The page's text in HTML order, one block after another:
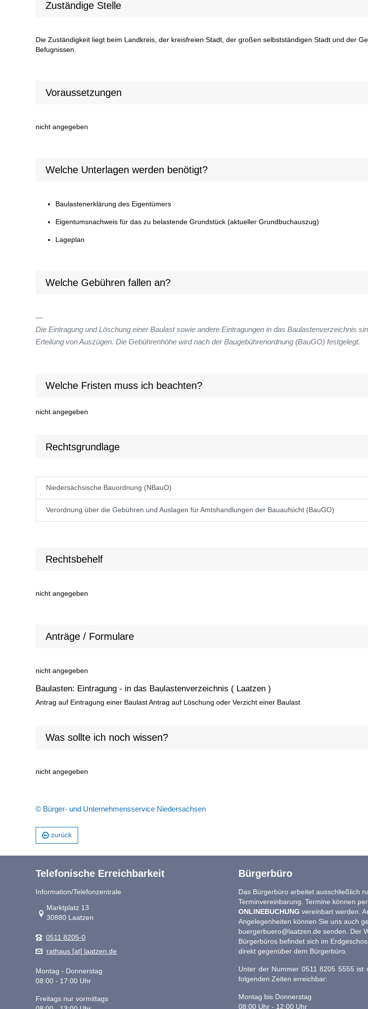
Zuständige Stelle
Die Zuständigkeit liegt beim Landkreis, der kreisfreien Stadt, der großen selbstständigen Stadt und der
Befugnissen.
Voraussetzungen
nicht angegeben
Welche Unterlagen werden benötigt?
Baulastenerklärung des Eigentümers
Eigentumsnachweis für das zu belastende Grundstück (aktueller Grundbuchauszug)
Lageplan
Welche Gebühren fallen an?
Die Eintragung und Löschung einer Baulast sowie andere Eintragungen in das Baulastenverzeichnis
Erteilung von Auszügen. Die Gebührenhöhe wird nach der Baugebührenordnung (BauGO) festgelegt.
Welche Fristen muss ich beachten?
nicht angegeben
Rechtsgrundlage
Niedersächsische Bauordnung (NBauO)
Verordnung über die Gebühren und Auslagen für Amtshandlungen der Bauaufsicht (BauGO)
Rechtsbehelf
nicht angegeben
Anträge / Formulare
nicht angegeben
Baulasten: Eintragung - in das Baulastenverzeichnis ( Laatzen )
Antrag auf Eintragung einer Baulast Antrag auf Löschung oder Verzicht einer Baulast
Was sollte ich noch wissen?
nicht angegeben
© Bürger- und Unternehmensservice Niedersachsen
zurück
Telefonische Erreichbarkeit
Information/Telefonzentrale
Link zur Google-Maps Navigation
Marktplatz 13
30880 Laatzen
0511 8205-0
rathaus [at] laatzen.de
Montag - Donnerstag
08:00 - 17:00 Uhr
Freitags nur vormittags
Bürgerbüro
Das Bürgerbüro arbeitet ausschließlich
Terminvereinbarung. Termine können per
ONLINEBUCHUNG vereinbart werden.
Angelegenheiten können Sie uns auch
buergerbuero@laatzen.de senden. Der
Bürgerbüros befindet sich im
direkt gegenüber dem Bürgerbüro.
Unter der Nummer 0511 8205 5555 ist
folgenden Zeiten erreichbar:
Montag bis Donnerstag
08:00 Uhr - 12:00 Uhr